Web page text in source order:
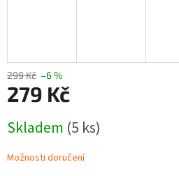
299 Kč –6 %
279 Kč
cena:
Skladem (5 ks)
Možnosti doručení